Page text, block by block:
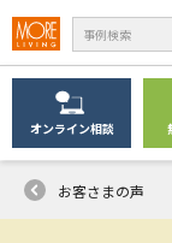
オンライン相談
お客さまの声